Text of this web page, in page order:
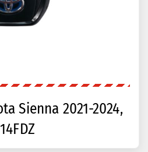
Sienna 2021-2024,
14FDZ